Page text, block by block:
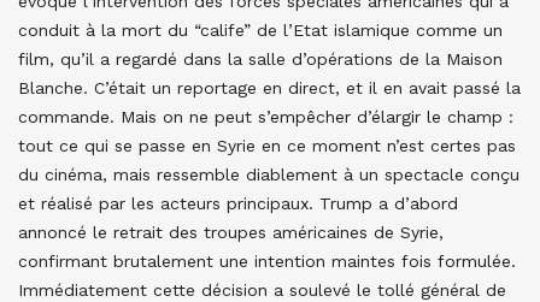
conduit à la mort du “calife” de l’Etat islamique comme un
film, qu’il a regardé dans la salle d’opérations de la Maison
Blanche. C’était un reportage en direct, et il en avait passé la
commande. Mais on ne peut s’empêcher d’élargir le champ :
tout ce qui se passe en Syrie en ce moment n’est certes pas
du cinéma, mais ressemble diablement à un spectacle conçu
et réalisé par les acteurs principaux. Trump a d’abord
annoncé le retrait des troupes américaines de Syrie,
confirmant brutalement une intention maintes fois formulée.
Immédiatement cette décision a soulevé le tollé général de